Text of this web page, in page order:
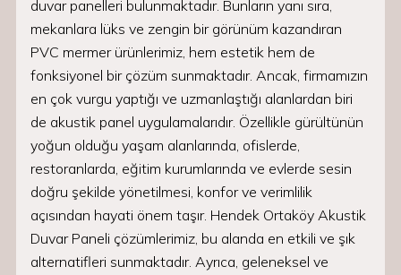
duvar panelleri bulunmaktadır. Bunların yanı sıra,
mekanlara lüks ve zengin bir görünüm kazandıran
PVC mermer ürünlerimiz, hem estetik hem de
fonksiyonel bir çözüm sunmaktadır. Ancak, firmamızın
en çok vurgu yaptığı ve uzmanlaştığı alanlardan biri
de akustik panel uygulamalarıdır. Özellikle gürültünün
yoğun olduğu yaşam alanlarında, ofislerde,
restoranlarda, eğitim kurumlarında ve evlerde sesin
doğru şekilde yönetilmesi, konfor ve verimlilik
açısından hayati önem taşır. Hendek Ortaköy Akustik
Duvar Paneli çözümlerimiz, bu alanda en etkili ve şık
alternatifleri sunmaktadır. Ayrıca, geleneksel ve